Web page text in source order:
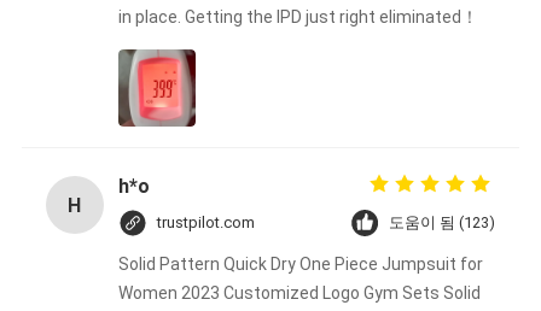
in place. Getting the IPD just right eliminated！
H
h*o
trustpilot.com 도움이 됨 (123)
Solid Pattern Quick Dry One Piece Jumpsuit for
Women 2023 Customized Logo Gym Sets Solid